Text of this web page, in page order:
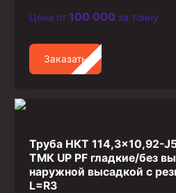
Цена от 100 000 за тонну
Заказать
Труба НКТ 114,3×10,92-
ТМК UP PF гладкие/без
наружной высадкой с
L=R3